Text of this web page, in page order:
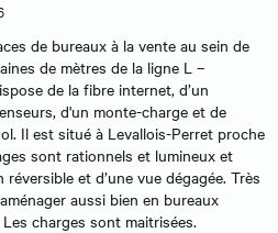
de bureaux à la vente au sein de
de mètres de la ligne L –
de la fibre internet, d’un
d'un monte-charge et de
Il est situé à Levallois-Perret proche
sont rationnels et lumineux et
et d’une vue dégagée. Très
aussi bien en bureaux
charges sont maitrisées.